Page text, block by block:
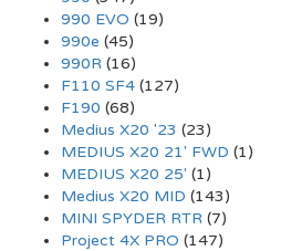
990 EVO (19)
990e (45)
990R (16)
F110 SF4 (127)
F190 (68)
Medius X20 '23 (23)
MEDIUS X20 21' FWD (1)
MEDIUS X20 25' (1)
Medius X20 MID (143)
MINI SPYDER RTR (7)
Project 4X PRO (147)